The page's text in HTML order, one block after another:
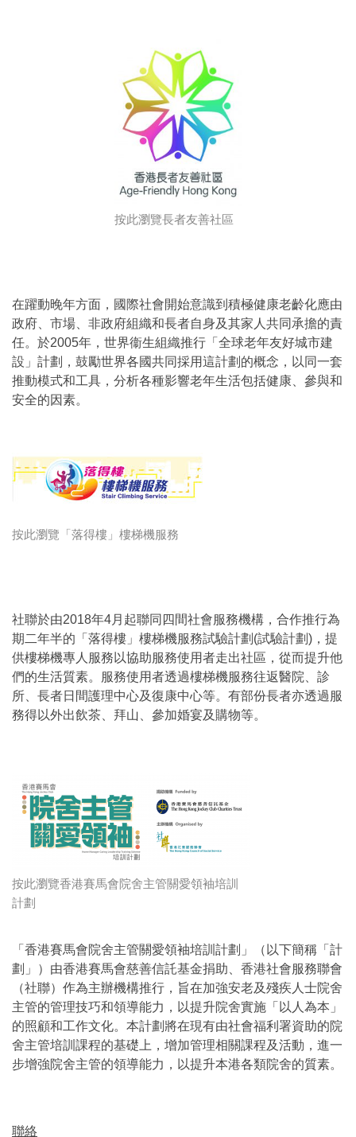
按此瀏覽長者友善社區
在躍動晚年方面，國際社會開始意識到積極健康老齡化應由
政府、市場、非政府組織和長者自身及其家人共同承擔的責
任。於2005年，世界衞生組織推行「全球老年友好城市建
設」計劃，鼓勵世界各國共同採用這計劃的概念，以同一套
推動模式和工具，分析各種影響老年生活包括健康、參與和
安全的因素。
按此瀏覽「落得樓」樓梯機服務
社聯於由2018年4月起聯同四間社會服務機構，合作推行為
期二年半的「落得樓」樓梯機服務試驗計劃(試驗計劃)，提
供樓梯機專人服務以協助服務使用者走出社區，從而提升他
們的生活質素。服務使用者透過樓梯機服務往返醫院、診
所、長者日間護理中心及復康中心等。有部份長者亦透過服
務得以外出飲茶、拜山、參加婚宴及購物等。
按此瀏覽香港賽馬會院舍主管關愛領袖培訓
計劃
「香港賽馬會院舍主管關愛領袖培訓計劃」（以下簡稱「計
劃」）由香港賽馬會慈善信託基金捐助、香港社會服務聯會
（社聯）作為主辦機構推行，旨在加強安老及殘疾人士院舍
主管的管理技巧和領導能力，以提升院舍實施「以人為本」
的照顧和工作文化。本計劃將在現有由社會福利署資助的院
舍主管培訓課程的基礎上，增加管理相關課程及活動，進一
步增強院舍主管的領導能力，以提升本港各類院舍的質素。
聯絡